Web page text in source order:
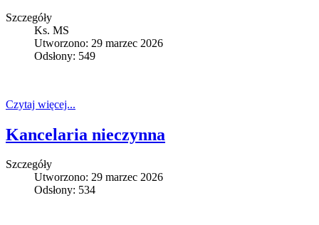
Szczegóły
Ks. MS
Utworzono: 29 marzec 2026
Odsłony: 549
Czytaj więcej...
Kancelaria nieczynna
Szczegóły
Utworzono: 29 marzec 2026
Odsłony: 534